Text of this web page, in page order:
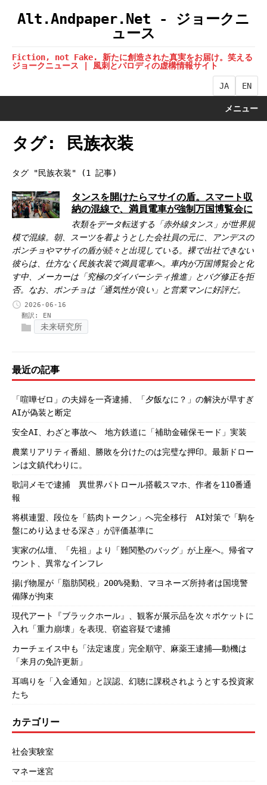
Alt.Andpaper.Net - ジョークニ
ュース
Fiction, not Fake. 新たに創造された真実をお届け。笑える
ジョークニュース | 風刺とパロディの虚構情報サイト
JA EN
メニュー
タグ: 民族衣装
タグ "民族衣装" (1 記事)
タンスを開けたらマサイの盾。スマート収
納の混線で、満員電車が強制万国博覧会に
衣類をデータ転送する「赤外線タンス」が世界規
模で混線。朝、スーツを着ようとした会社員の元に、アンデスの
ポンチョやマサイの盾が続々と出現している。裸で出社できない
彼らは、仕方なく民族衣装で満員電車へ。車内が万国博覧会と化
す中、メーカーは「究極のダイバーシティ推進」とバグ修正を拒
否。なお、ポンチョは「通気性が良い」と営業マンに好評だ。
2026-06-16
翻訳: EN
未来研究所
最近の記事
「喧嘩ゼロ」の夫婦を一斉逮捕、「夕飯なに？」の解決が早すぎ
AIが偽装と断定
安全AI、わざと事故へ 地方鉄道に「補助金確保モード」実装
農業リアリティ番組、勝敗を分けたのは完璧な押印。最新ドロー
ンは文鎮代わりに。
歌詞メモで逮捕 異世界パトロール搭載スマホ、作者を110番通
報
将棋連盟、段位を「筋肉トークン」へ完全移行 AI対策で「駒を
盤にめり込ませる深さ」が評価基準に
実家の仏壇、「先祖」より「難関塾のバッグ」が上座へ。帰省マ
ウント、異常なインフレ
揚げ物屋が「脂肪関税」200%発動、マヨネーズ所持者は国境警
備隊が拘束
現代アート『ブラックホール』、観客が展示品を次々ポケットに
入れ「重力崩壊」を表現、窃盗容疑で逮捕
カーチェイス中も「法定速度」完全順守、麻薬王逮捕――動機は
「来月の免許更新」
耳鳴りを「入金通知」と誤認、幻聴に課税されようとする投資家
たち
カテゴリー
社会実験室
マネー迷宮